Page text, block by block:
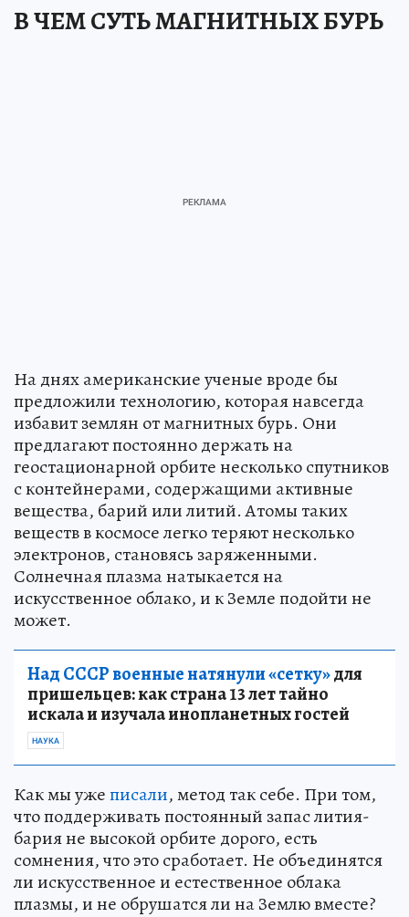
В ЧЕМ СУТЬ МАГНИТНЫХ БУРЬ
На днях американские ученые вроде бы
предложили технологию, которая навсегда
избавит землян от магнитных бурь. Они
предлагают постоянно держать на
геостационарной орбите несколько спутников
с контейнерами, содержащими активные
вещества, барий или литий. Атомы таких
веществ в космосе легко теряют несколько
электронов, становясь заряженными.
Солнечная плазма натыкается на
искусственное облако, и к Земле подойти не
может.
Над СССР военные натянули «сетку»для
пришельцев: как страна 13 лет тайно
искала и изучала инопланетных гостей
НАУКА
Как мы ужеписали, метод так себе. При том,
что поддерживать постоянный запас лития-
бария не высокой орбите дорого, есть
сомнения, что это сработает. Не объединятся
ли искусственное и естественное облака
плазмы, и не обрушатся ли на Землю вместе?